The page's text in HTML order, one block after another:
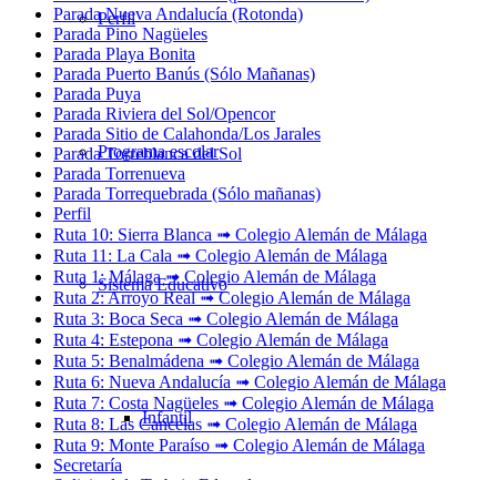
Perfil
Programa escolar
Sistema Educativo
Infantil
Parada Nueva Andalucía (Rotonda)
Parada Pino Nagüeles
Parada Playa Bonita
Parada Puerto Banús (Sólo Mañanas)
Parada Puya
Parada Riviera del Sol/Opencor
Parada Sitio de Calahonda/Los Jarales
Parada Torreblanca del Sol
Parada Torrenueva
Parada Torrequebrada (Sólo mañanas)
Perfil
Ruta 10: Sierra Blanca ➟ Colegio Alemán de Málaga
Ruta 11: La Cala ➟ Colegio Alemán de Málaga
Ruta 1: Málaga ➟ Colegio Alemán de Málaga
Ruta 2: Arroyo Real ➟ Colegio Alemán de Málaga
Ruta 3: Boca Seca ➟ Colegio Alemán de Málaga
Ruta 4: Estepona ➟ Colegio Alemán de Málaga
Ruta 5: Benalmádena ➟ Colegio Alemán de Málaga
Ruta 6: Nueva Andalucía ➟ Colegio Alemán de Málaga
Ruta 7: Costa Nagüeles ➟ Colegio Alemán de Málaga
Ruta 8: Las Cancelas ➟ Colegio Alemán de Málaga
Ruta 9: Monte Paraíso ➟ Colegio Alemán de Málaga
Secretaría